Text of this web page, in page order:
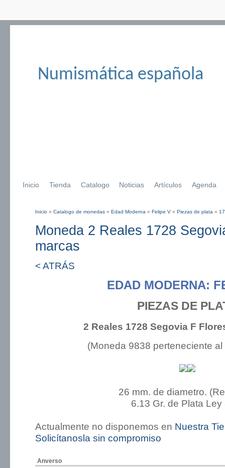
Numismática española
Inicio Tienda Catalogo Noticias Artículos Agenda
Inicio » Catalogo de monedas » Edad Moderna » Felipe V » Piezas de plata »
Moneda 2 Reales 1728
marcas
< ATRÁS
EDAD MODERNA:
PIEZAS DE
2 Reales 1728 Segovia F
(Moneda 9838 perteneciente al
26 mm. de diametro.
6.13 Gr. de Plata Ley
Actualmente no disponemos en Nuestra
Solicítanosla sin compromiso
Anverso